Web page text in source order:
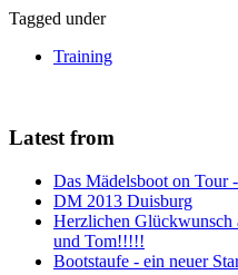
Tagged under
Training
Latest from
Das Mädelsboot on Tour
DM 2013 Duisburg
Herzlichen Glückwunsch
und Tom!!!!!
Bootstaufe - ein neuer